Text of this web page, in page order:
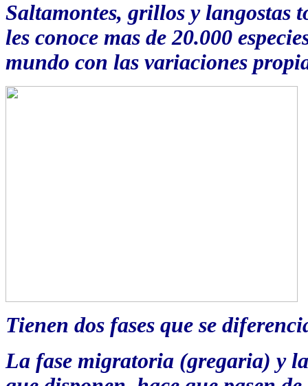
Saltamontes, grillos y langostas
les conoce mas de 20.000
mundo con las variaciones
Tienen dos fases que se
La fase migratoria (gregaria) y